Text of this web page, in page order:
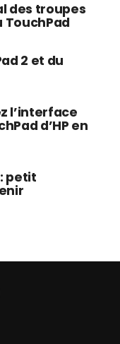
des troupes
TouchPad
2 et du
l’interface
d’HP en
petit